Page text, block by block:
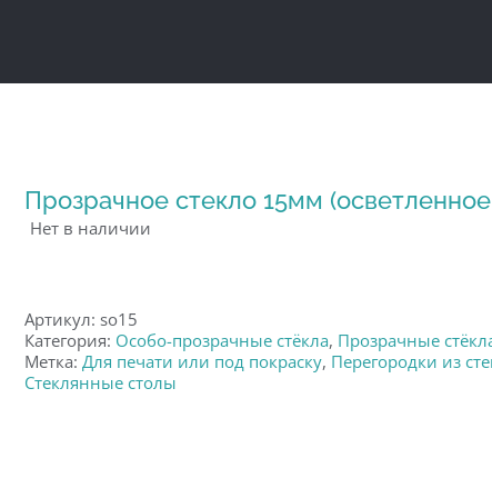
Прозрачное стекло 15мм
Нет в наличии
Артикул: so15
Категория: Особо-прозрачные стёкла, Прозрачные
Метка: Для печати или под покраску, Перегородки из
Стеклянные столы